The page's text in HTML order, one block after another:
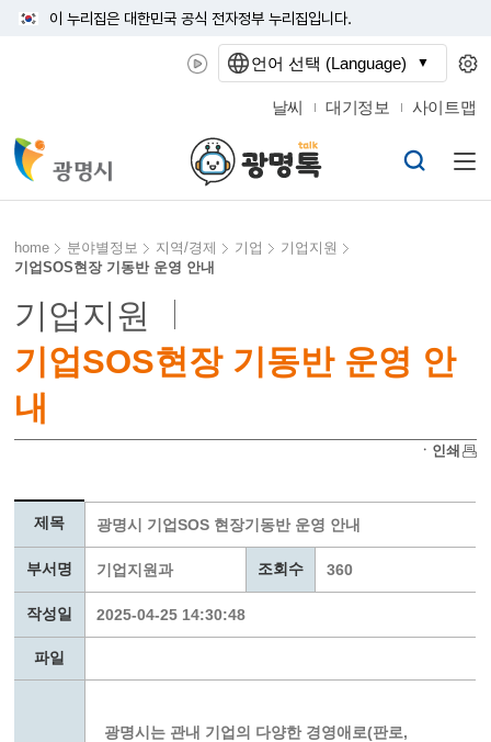
이 누리집은 대한민국 공식 전자정부 누리집입니다.
날씨 대기정보 사이트맵
home 분야별정보 지역/경제 기업
기업지원
기업SOS현장 기동반 운영 안내
기업지원
기업SOS현장 기동반 운영 안
내
ㆍ인쇄
제목 광명시 기업SOS 현장기동반 운영 안내
부서명 기업지원과 조회수 360
작성일 2025-04-25 14:30:48
파일
광명시는 관내 기업의 다양한 경영애로(판로,
언어 선택 (Language)